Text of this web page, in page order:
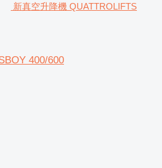
新真空升降機 QUATTROLIFTS
400/600